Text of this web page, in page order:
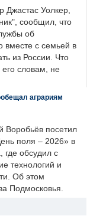
Уолкер,
сообщил, что
об
вместе с семьей в
из России. Что
словам, не
аграриям
Воробьёв посетил
поля – 2026» в
где обсудил с
технологий и
Об этом
Подмосковья.